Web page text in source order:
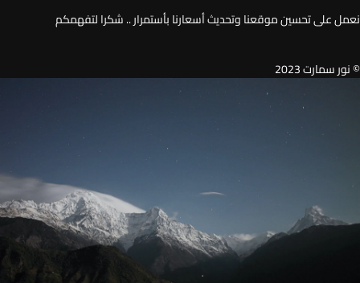
نعمل على تحسين موقعنا وتحديث أسعارنا بأستمرار .. شكرا لتفهمكم
© نور سمارت 2023